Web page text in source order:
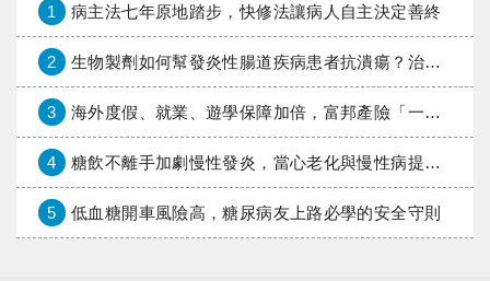
1 病主法七年原地踏步，快修法讓病人自主決定善終
2 生物製劑如何幫發炎性腸道疾病患者抗潰瘍？治療進展與健保給付困境一次看
3 海外度假、就業、遊學保障加倍，富邦產險「一期逐夢」專案加碼遠距醫療與緊急救援
4 糖飲不離手加劇慢性發炎，當心老化與慢性病提早報到
5 低血糖開車風險高，糖尿病友上路必學的安全守則